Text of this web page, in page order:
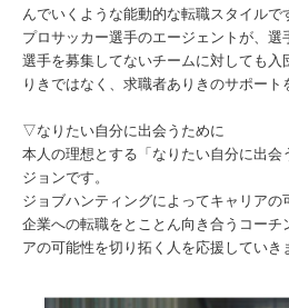
んでいくような能動的な転職スタイルで
プロサッカー選手のエージェントが、選
選手を募集してないチームに対しても入
りきではなく、求職者ありきのサポート
▽なりたい自分に出会うために
本人の理想とする「なりたい自分に出
ジョンです。
ジョブハンティングによってキャリア
企業への転職をとことん向き合うコーチ
アの可能性を切り拓く人を応援していき